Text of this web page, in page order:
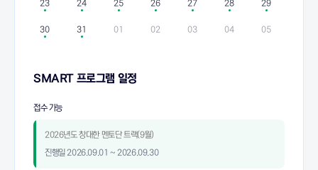
23 24 25 26 27 28 29
30 31 01 02 03 04 05
SMART 프로그램 일정
접수 가능
2026년도 창대한 멘토단 트랙(9월)
진행일 2026.09.01 ~ 2026.09.30